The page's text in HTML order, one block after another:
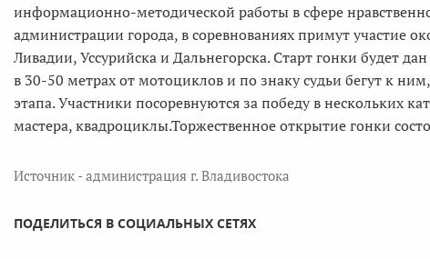
информационно-методической работы в сфере
администрации города, в соревнованиях примут участие
Ливадии, Уссурийска и Дальнегорска. Старт гонки будет
в 30-50 метрах от мотоциклов и по знаку судьи бегут к
этапа. Участники посоревнуются за победу в нескольких
мастера, квадроциклы.Торжественное открытие гонки
Источник - администрация г. Владивостока
ПОДЕЛИТЬСЯ В СОЦИАЛЬНЫХ СЕТЯХ